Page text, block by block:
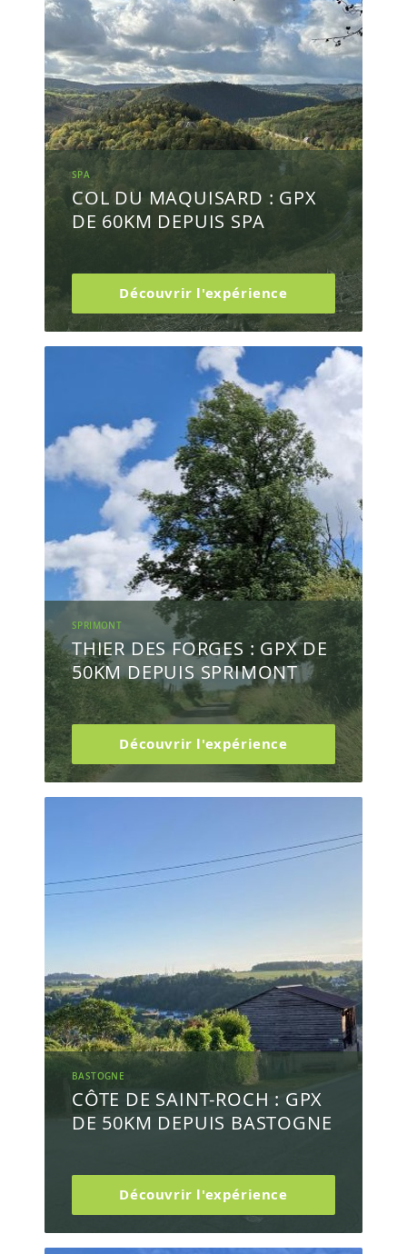
SPA
COL DU MAQUISARD : GPX
DE 60KM DEPUIS SPA
Découvrir l'expérience
SPRIMONT
THIER DES FORGES : GPX DE
50KM DEPUIS SPRIMONT
Découvrir l'expérience
BASTOGNE
CÔTE DE SAINT-ROCH : GPX
DE 50KM DEPUIS BASTOGNE
Découvrir l'expérience